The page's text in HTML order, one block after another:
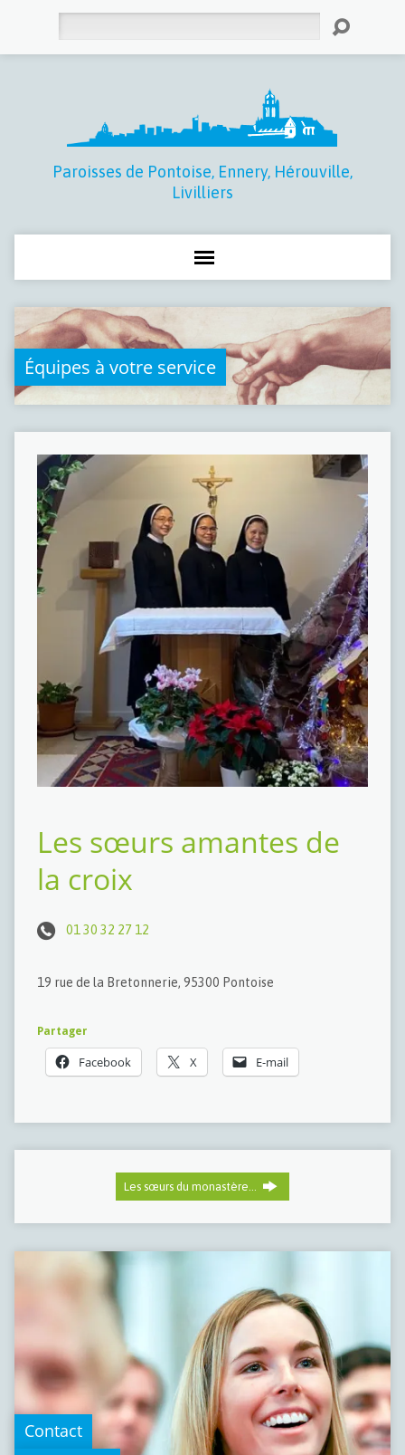
Paroisses de Pontoise, Ennery, Hérouville,
Livilliers
Équipes à votre service
Les sœurs amantes de
la croix
01 30 32 27 12
19 rue de la Bretonnerie, 95300 Pontoise
Partager
Facebook X E-mail
Les sœurs du monastère…
Contact